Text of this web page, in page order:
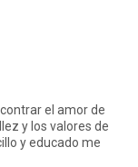
y los valores de
y educado me